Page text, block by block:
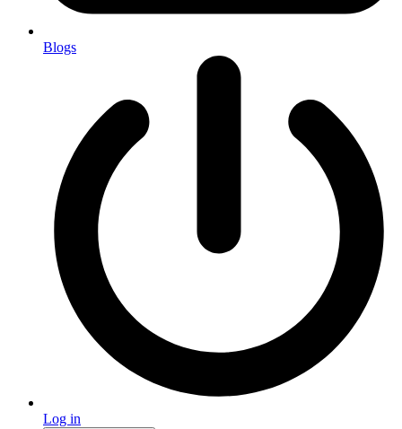
Blogs
Log in